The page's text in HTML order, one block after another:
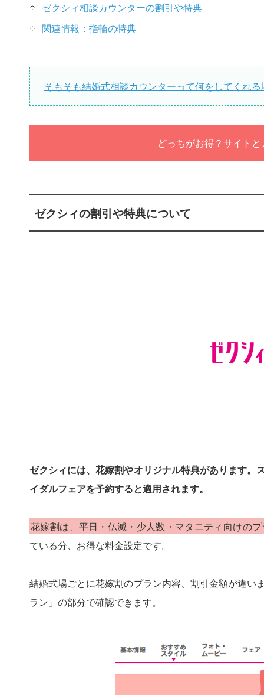
ゼクシィ相談カウンターの割引や特典
関連情報：指輪の特典
そもそも結婚式相談カウンターって何をしてくれる
どっちがお得？サイト
ゼクシィの割引や特典について
ゼクシィには、花嫁割やオリジナル特典があります。
イダルフェアを予約すると適用されます。
花嫁割は、平日・仏滅・少人数・マタニティ向けの
ている分、お得な料金設定です。
結婚式場ごとに花嫁割のプラン内容、割引金額が違い
ラン」の部分で確認できます。